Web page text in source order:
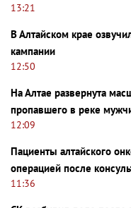
13:21
В Алтайском крае
кампании
12:50
На Алтае развернута
пропавшего в реке
12:09
Пациенты алтайского
операцией после
11:36